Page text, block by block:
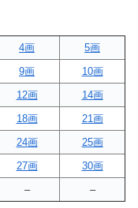
4画
5画
9画
10画
12画
14画
18画
21画
24画
25画
27画
30画
– –